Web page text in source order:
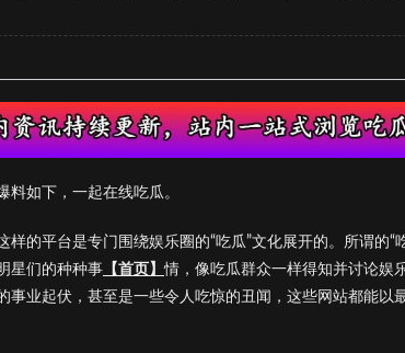
料如下，一起在线吃瓜。
的平台是专门围绕娱乐圈的“吃瓜”文化展开的。所谓的“
星们的种种事 【首页】情，像吃瓜群众一样得知并讨论娱
事业起伏，甚至是一些令人吃惊的丑闻，这些网站都能以